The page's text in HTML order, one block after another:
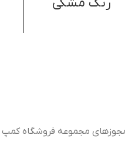
مجموعه فروشگاه کمپ 88